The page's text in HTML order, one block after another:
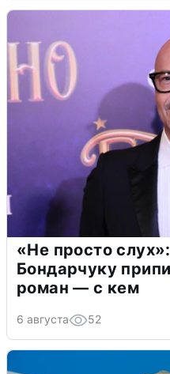
«Не просто
Бондарчуку
роман — с кем
6 августа 52